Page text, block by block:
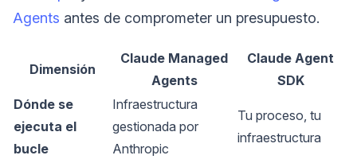
Agents antes de comprometer un presupuesto.
Dimensión
Claude Managed
Agents
Claude Agent
SDK
Dónde se
ejecuta el
bucle
Infraestructura
gestionada por
Anthropic
Tu proceso, tu
infraestructura